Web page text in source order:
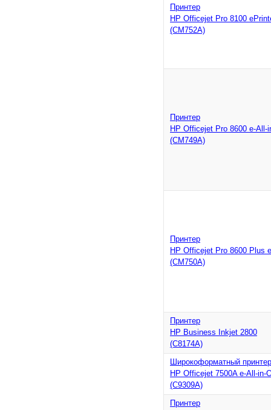
Принтер
HP Officejet Pro 8100
(CM752A)
Принтер
HP Officejet Pro 8600 e-All-
(CM749A)
Принтер
HP Officejet Pro 8600 Plus
(CM750A)
Принтер
HP Business Inkjet 2800
(C8174A)
Широкоформатный принтер
HP Officejet 7500A e-All-in-
(C9309A)
Принтер